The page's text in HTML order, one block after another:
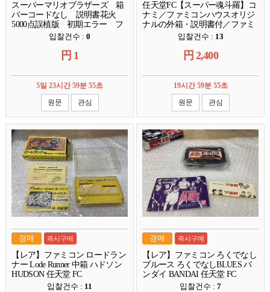
スーパーマリオブラザーズ 箱
バーコードなし 説明書花火
5000点誤植版 初期エラー フ
입찰건수 :0
円 1
5일 23시간 59분 54초
원문
관심
任天堂FC【スーパー魂斗羅】コ
ナミ／ファミコンハウスオリジ
ナルの外箱・説明書付／ファミ
コン／Nintendo／カセット／ソフ
입찰건수 : 13
円2,400
19시간 59분 54초
원문
관심
경매 즉시구매
【レア】ファミコン ロードラン
ナー Lode Runner 中箱 ハドソン
HUDSON 任天堂 FC
입찰건수 : 11
경매 즉시구매
【レア】ファミコン ろくでなし
ブルース ろくでなしBLUES バ
ンダイ BANDAI 任天堂 FC
입찰건수 :7